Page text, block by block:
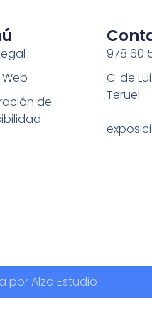
de
978 60
C. de
Teruel
por Alza Estudio